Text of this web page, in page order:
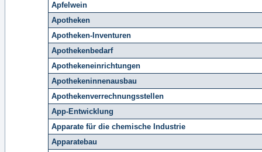
Apfelwein
Apotheken
Apotheken-Inventuren
Apothekenbedarf
Apothekeneinrichtungen
Apothekeninnenausbau
Apothekenverrechnungsstellen
App-Entwicklung
Apparate für die chemische Industrie
Apparatebau